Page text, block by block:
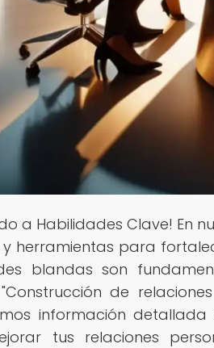
a Habilidades Clave!
y herramientas para
blandas son
de
información
tus relaciones